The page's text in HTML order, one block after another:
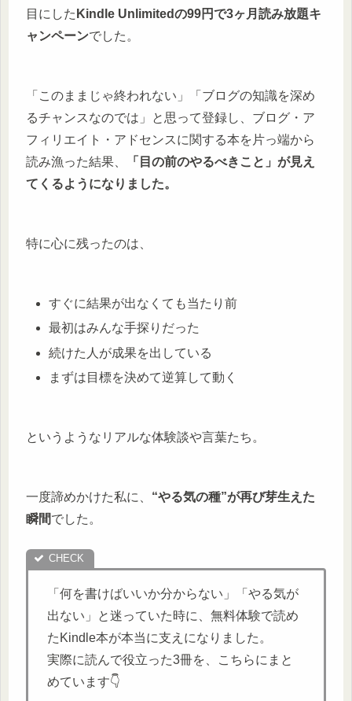
目にした Kindle Unlimitedの99円で3ヶ月読み放題キ
ャンペーンでした。
「このままじゃ終われない」「ブログの知識を深め
るチャンスなのでは」と思って登録し、ブログ・ア
フィリエイト・アドセンスに関する本を片っ端から
読み漁った結果、
「目の前のやるべきこと」が見え
てくるようになりました。
特に心に残ったのは、
すぐに結果が出なくても当たり前
最初はみんな手探りだった
続けた人が成果を出している
まずは目標を決めて逆算して動く
というようなリアルな体験談や言葉たち。
一度諦めかけた私に、 “やる気の種”が再び芽生えた
瞬間でした。
「何を書けばいいか分からない」「やる気が
出ない」と迷っていた時に、無料体験で読め
たKindle本が本当に支えになりました。
実際に読んで役立った3冊を、こちらにまと
めています👇